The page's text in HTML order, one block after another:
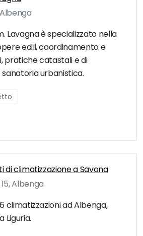
Lavagna è specializzato nella
edili, coordinamento e
pratiche catastali e di
urbanistica.
di climatizzazione a Savona
Albenga
climatizzazioni ad Albenga,
Liguria.